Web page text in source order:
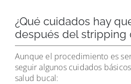
¿Qué cuidados hay
después del stripping
Aunque el procedimiento es
seguir algunos cuidados
salud bucal: